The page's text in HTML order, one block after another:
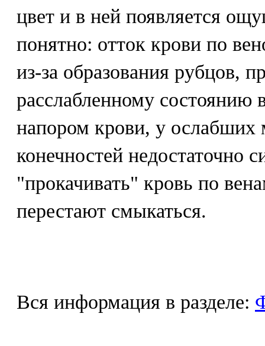
цвет и в ней появляется
понятно: отток крови по
из-за образования рубцов,
расслабленному
напором крови, у ослабших
конечностей недостаточно
"прокачивать" кровь по
перестают смыкаться.
Вся информация в разделе: